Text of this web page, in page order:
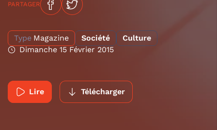
PARTAGER
Type Magazine Société
Culture
Dimanche 15 Février 2015
Lire Télécharger